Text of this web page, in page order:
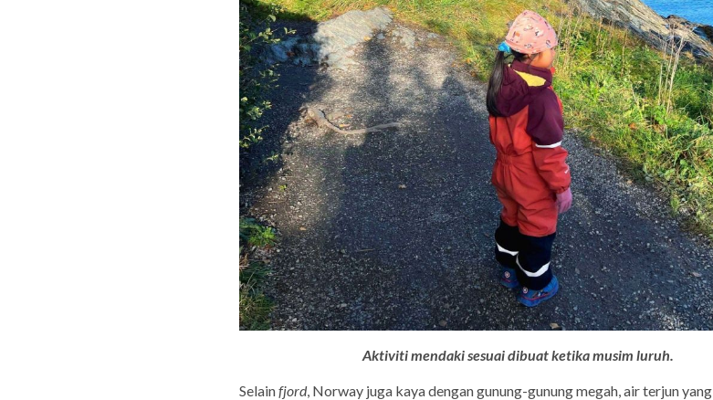
Aktiviti mendaki sesuai dibuat ketika musim luruh.
Selainfjord, Norway juga kaya dengan gunung-gunung megah, air terjun yang